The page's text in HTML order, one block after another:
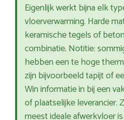
Eigenlijk werkt bijna elk
vloerverwarming. Harde
keramische tegels of
combinatie. Notitie:
hebben een te hoge
zijn bijvoorbeeld tapijt of
Win informatie in bij een
of plaatselijke leverancier.
meest ideale afwerkvloer